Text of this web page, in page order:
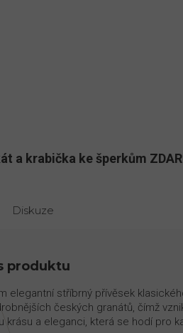
a krabička ke šperkům
Diskuze
produktu
elegantní stříbrný přívěsek
českých granátů, čímž
krásu a eleganci, která se hodí pro